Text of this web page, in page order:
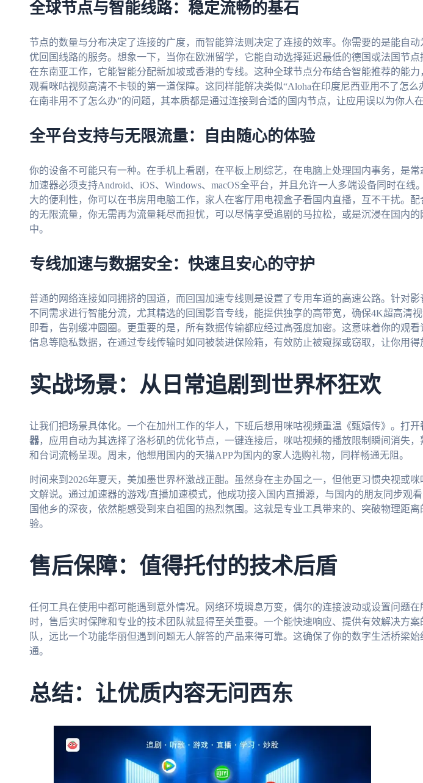
全球节点与智能线路：稳定流畅的基石
节点的数量与分布决定了连接的广度，而智能算法则决定了连接的效率。你需要的是能自动
优回国线路的服务。想象一下，当你在欧洲留学，它能自动选择延迟最低的德国或法国节点
在东南亚工作，它能智能分配新加坡或香港的专线。这种全球节点分布结合智能推荐的能力
观看咪咕视频高清不卡顿的第一道保障。这同样能解决类似“Aloha在印度尼西亚用不了怎么
在南非用不了怎么办”的问题，其本质都是通过连接到合适的国内节点，让应用误以为你人在
全平台支持与无限流量：自由随心的体验
你的设备不可能只有一种。在手机上看剧，在平板上刷综艺，在电脑上处理国内事务，是常
加速器必须支持Android、iOS、Windows、macOS全平台，并且允许一人多端设备同时在线
大的便利性，你可以在书房用电脑工作，家人在客厅用电视盒子看国内直播，互不干扰。配
的无限流量，你无需再为流量耗尽而担忧，可以尽情享受追剧的马拉松，或是沉浸在国内的
中。
专线加速与数据安全：快速且安心的守护
普通的网络连接如同拥挤的国道，而回国加速专线则是设置了专用车道的高速公路。针对影
不同需求进行智能分流，尤其精选的回国影音专线，能提供独享的高带宽，确保4K超高清
即看，告别缓冲圆圈。更重要的是，所有数据传输都应经过高强度加密。这意味着你的观看
信息等隐私数据，在通过专线传输时如同被装进保险箱，有效防止被窥探或窃取，让你用得
实战场景：从日常追剧到世界杯狂欢
让我们把场景具体化。一个在加州工作的华人，下班后想用咪咕视频重温《甄嬛传》。打开
器，应用自动为其选择了洛杉矶的优化节点，一键连接后，咪咕视频的播放限制瞬间消失，
和台词流畅呈现。周末，他想用国内的天猫APP为国内的家人选购礼物，同样畅通无阻。
时间来到2026年夏天，美加墨世界杯激战正酣。虽然身在主办国之一，但他更习惯央视或咪
文解说。通过加速器的游戏/直播加速模式，他成功接入国内直播源，与国内的朋友同步观
国他乡的深夜，依然能感受到来自祖国的热烈氛围。这就是专业工具带来的、突破物理距离
验。
售后保障：值得托付的技术后盾
任何工具在使用中都可能遇到意外情况。网络环境瞬息万变，偶尔的连接波动或设置问题在
时，售后实时保障和专业的技术团队就显得至关重要。一个能快速响应、提供有效解决方案
队，远比一个功能华丽但遇到问题无人解答的产品来得可靠。这确保了你的数字生活桥梁始
通。
总结：让优质内容无问西东